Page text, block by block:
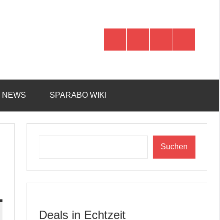
NEWS SPARABO WIKI
Suchen
Deals in Echtzeit